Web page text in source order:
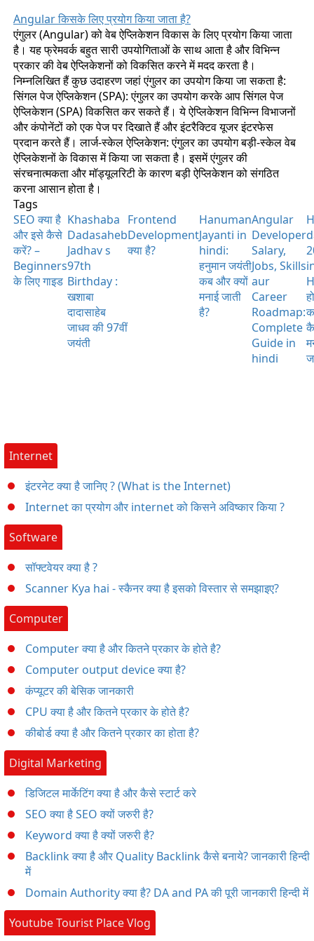
Angular किसके लिए प्रयोग किया जाता है?
एंगुलर (Angular) को वेब ऐप्लिकेशन विकास के लिए प्रयोग किया जाता
है। यह फ्रेमवर्क बहुत सारी उपयोगिताओं के साथ आता है और विभिन्न
प्रकार की वेब ऐप्लिकेशनों को विकसित करने में मदद करता है।
निम्नलिखित हैं कुछ उदाहरण जहां एंगुलर का उपयोग किया जा सकता है:
सिंगल पेज ऐप्लिकेशन (SPA): एंगुलर का उपयोग करके आप सिंगल पेज
ऐप्लिकेशन (SPA) विकसित कर सकते हैं। ये ऐप्लिकेशन विभिन्न विभाजनों
और कंपोनेंटों को एक पेज पर दिखाते हैं और इंटरैक्टिव यूजर इंटरफेस
प्रदान करते हैं। लार्ज-स्केल ऐप्लिकेशन: एंगुलर का उपयोग बड़ी-स्केल वेब
ऐप्लिकेशनों के विकास में किया जा सकता है। इसमें एंगुलर की
संरचनात्मकता और मॉड्यूलरिटी के कारण बड़ी ऐप्लिकेशन को संगठित
करना आसान होता है।
Tags
SEO क्या है
और इसे कैसे
करें? –
Beginners
के लिए गाइड
Khashaba
Dadasaheb
Jadhav s
97th
Birthday :
खशाबा
दादासाहेब
जाधव की 97वीं
जयंती
Frontend
Development
क्या है?
Hanuman
Jayanti in
hindi:
हनुमान जयंती
कब और क्यों
मनाई जाती
है?
Angular
Developer
Salary,
Jobs, Skills
aur
Career
Roadmap:
Complete
Guide in
hindi
Internet
इंटरनेट क्या है जानिए ? (What is the Internet)
Internet का प्रयोग और internet को किसने अविष्कार किया ?
Software
सॉफ्टवेयर क्या है ?
Scanner Kya hai - स्कैनर क्या है इसको विस्तार से समझाइए?
Computer
Computer क्या है और कितने प्रकार के होते है?
Computer output device क्या है?
कंप्यूटर की बेसिक जानकारी
CPU क्या है और कितने प्रकार के होते है?
कीबोर्ड क्या है और कितने प्रकार का होता है?
Digital Marketing
डिजिटल मार्केटिंग क्या है और कैसे स्टार्ट करे
SEO क्या है SEO क्यों जरुरी है?
Keyword क्या है क्यों जरुरी है?
Backlink क्या है और Quality Backlink कैसे बनाये? जानकारी हिन्दी
में
Domain Authority क्या है? DA and PA की पूरी जानकारी हिन्दी में
Youtube Tourist Place Vlog